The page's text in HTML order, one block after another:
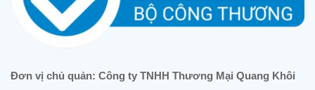
Đơn vị chủ quản: Công ty TNHH Thương Mại Quang Khôi